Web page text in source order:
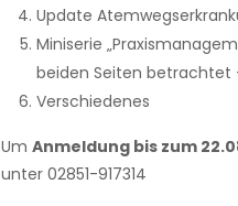
Update
Miniserie
beiden Seiten betrachtet
Verschiedenes
Um Anmeldung bis zum
unter 02851-917314